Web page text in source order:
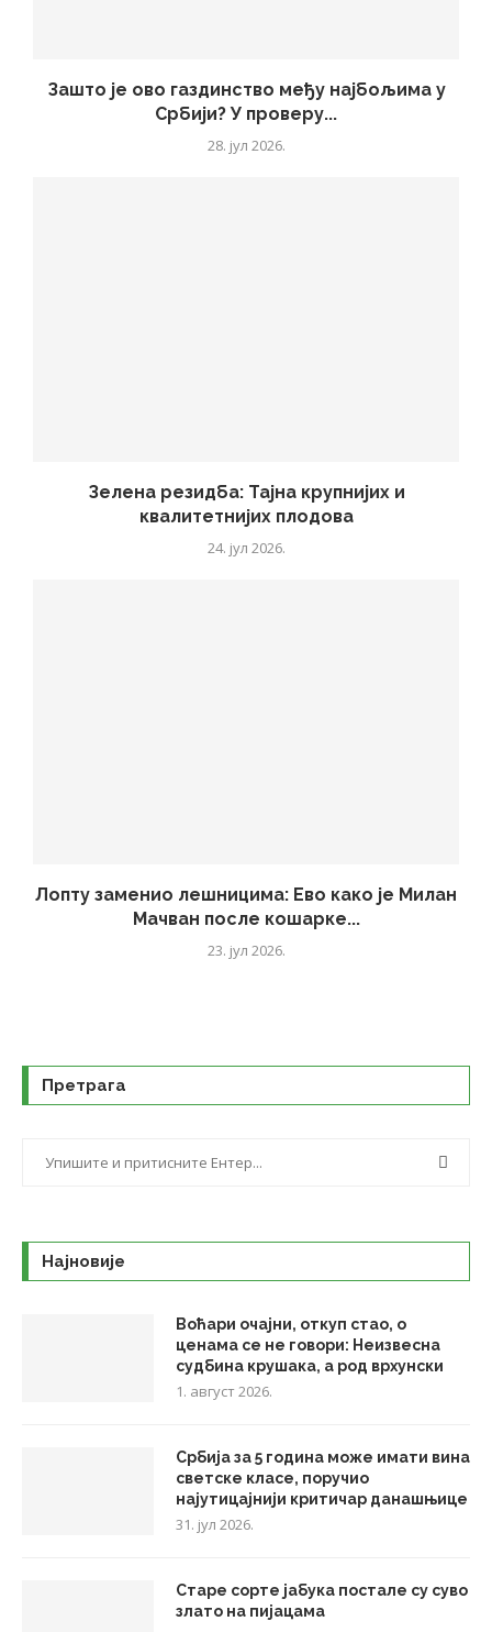
Зашто је ово газдинство међу најбољима у
Србији? У проверу...
28. јул 2026.
Зелена резидба: Тајна крупнијих и
квалитетнијих плодова
24. јул 2026.
Лопту заменио лешницима: Ево како је Милан
Мачван после кошарке...
23. јул 2026.
Претрага
Најновије
Воћари очајни, откуп стао, о
ценама се не говори: Неизвесна
судбина крушака, а род врхунски
1. август 2026.
Србија за 5 година може имати вина
светске класе, поручио
најутицајнији критичар данашњице
31. јул 2026.
Старе сорте јабука постале су суво
злато на пијацама